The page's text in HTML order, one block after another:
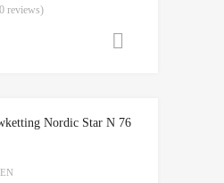
reviews)